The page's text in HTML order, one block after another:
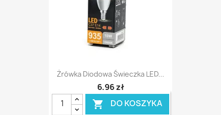
Żrówka Diodowa Świeczka LED...
6,96 zł
 DO KOSZYKA